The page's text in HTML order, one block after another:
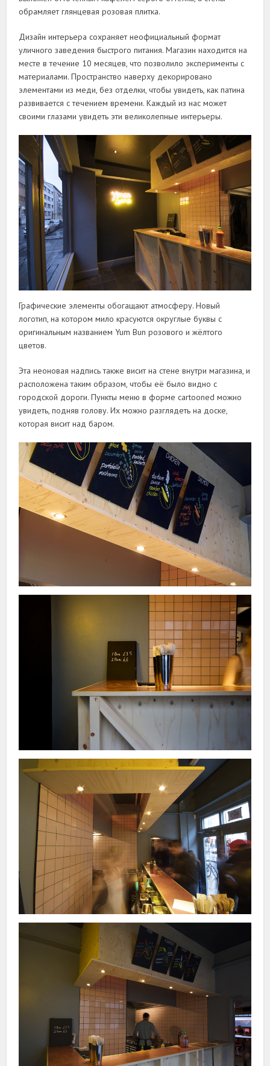
обрамляет глянцевая розовая плитка.
Дизайн интерьера сохраняет неофициальный формат
уличного заведения быстрого питания. Магазин находится на
месте в течение 10 месяцев, что позволило эксперименты с
материалами. Пространство наверху декорировано
элементами из меди, без отделки, чтобы увидеть, как патина
развивается с течением времени. Каждый из нас может
своими глазами увидеть эти великолепные интерьеры.
Графические элементы обогащают атмосферу. Новый
логотип, на котором мило красуются округлые буквы с
оригинальным названием Yum Bun розового и жёлтого
цветов.
Эта неоновая надпись также висит на стене внутри магазина, и
расположена таким образом, чтобы её было видно с
городской дороги. Пункты меню в форме cartooned можно
увидеть, подняв голову. Их можно разглядеть на доске,
которая висит над баром.